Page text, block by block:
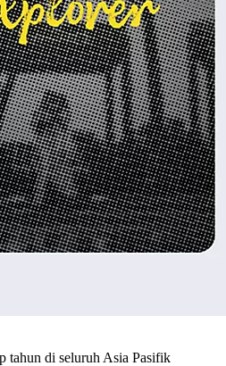
tahun di seluruh Asia Pasifik